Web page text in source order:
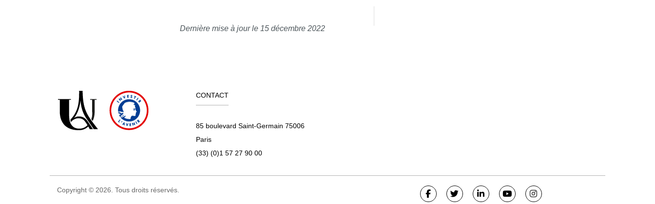
Dernière mise à jour le 15 décembre 2022
CONTACT
85 boulevard Saint-Germain 75006
Paris
(33) (0)1 57 27 90 00
Copyright © 2026. Tous droits réservés.